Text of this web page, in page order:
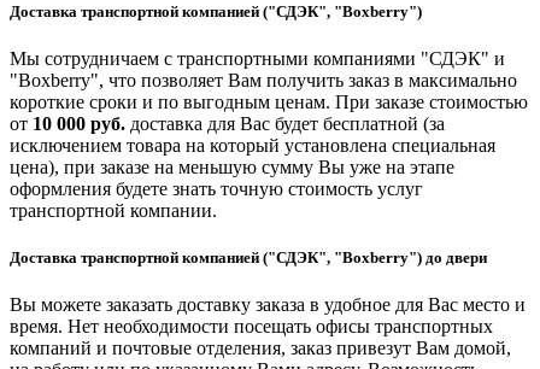
Доставка транспортной компанией ("СДЭК", "Boxberry")
Мы сотрудничаем с транспортными компаниями "СДЭК" и
"Boxberry", что позволяет Вам получить заказ в максимально
короткие сроки и по выгодным ценам. При заказе стоимостью
от 10 000 руб. доставка для Вас будет бесплатной (за
исключением товара на который установлена специальная
цена), при заказе на меньшую сумму Вы уже на этапе
оформления будете знать точную стоимость услуг
транспортной компании.
Доставка транспортной компанией ("СДЭК", "Boxberry") до двери
Вы можете заказать доставку заказа в удобное для Вас место и
время. Нет необходимости посещать офисы транспортных
компаний и почтовые отделения, заказ привезут Вам домой,